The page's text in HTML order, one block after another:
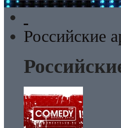
Российские